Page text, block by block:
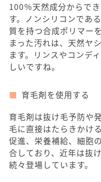
100％天然成分からで
す。ノンシリコンであ
質を持つ合成ポリマー
まった汚れは、天然ヤ
ます。リンスやコンデ
しいですね。
育毛剤を使用する
育毛剤は抜け毛予防や
毛に直接はたらきかけ
促進、栄養補給、細胞
合しており、近年は抜
続々登場しています。